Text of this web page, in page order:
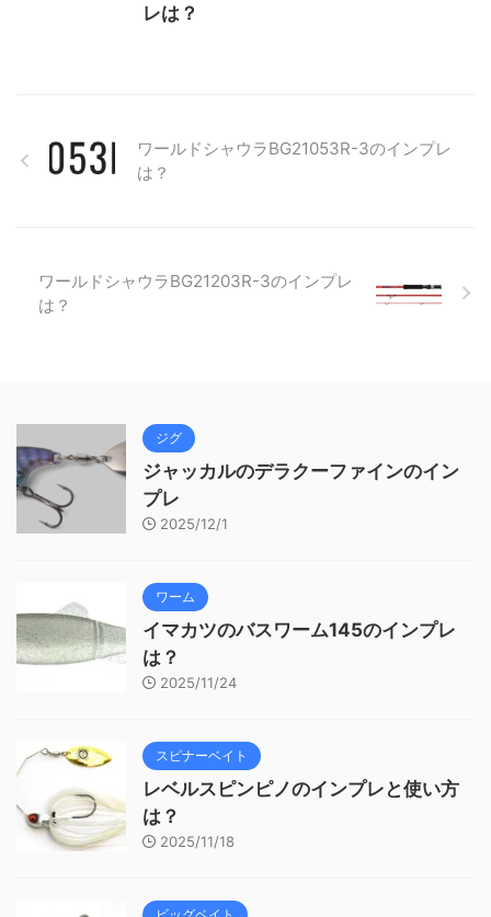
レは？
ワールドシャウラBG21053R-3のインプレ
は？
ワールドシャウラBG21203R-3のインプレ
は？
ジグ
ジャッカルのデラクーファインのイン
プレ
2025/12/1
ワーム
イマカツのバスワーム145のインプレ
は？
2025/11/24
スピナーベイト
レベルスピンピノのインプレと使い方
は？
2025/11/18